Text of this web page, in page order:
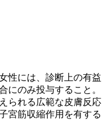
性には、診断上の有益
にのみ投与すること。
られる広範な皮膚反応
宮筋収縮作用を有する